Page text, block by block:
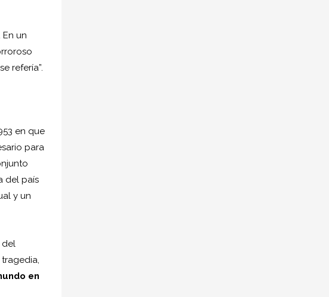
un
refería”.
en que
para
del país
y un
del
en